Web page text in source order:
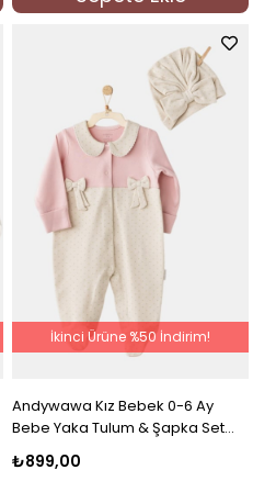
Andywawa Kız Bebek 0-6 Ay
Bebe Yaka Tulum & Şapka Set
₺899,00
İkinci Ürüne %50 İndirim!